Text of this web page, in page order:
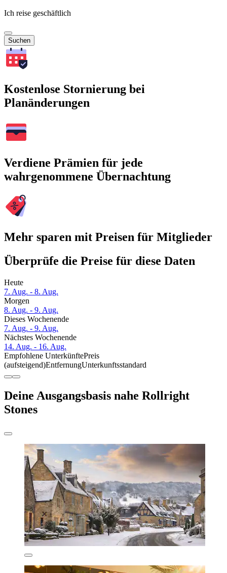
Ich reise geschäftlich
Suchen
Kostenlose Stornierung bei
Planänderungen
Verdiene Prämien für jede
wahrgenommene Übernachtung
Mehr sparen mit Preisen für Mitglieder
Überprüfe die Preise für diese Daten
Heute
7. Aug. - 8. Aug.
Morgen
8. Aug. - 9. Aug.
Dieses Wochenende
7. Aug. - 9. Aug.
Nächstes Wochenende
14. Aug. - 16. Aug.
Empfohlene UnterkünftePreis
(aufsteigend)EntfernungUnterkunftsstandard
Deine Ausgangsbasis nahe Rollright
Stones